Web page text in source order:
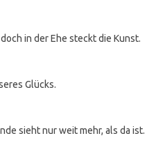
in der Ehe steckt die Kunst.
Glücks.
sieht nur weit mehr, als da ist.